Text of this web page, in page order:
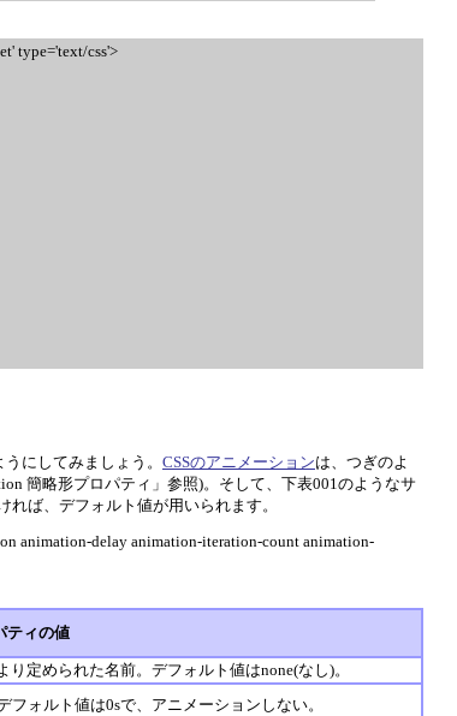
type='text/css'>
にしてみましょう。 CSSのアニメーションは、つぎのよ
簡略形プロパティ」参照)。そして、下表001のようなサ
ば、デフォルト値が用いられます。
animation-delay animation-iteration-count animation-
ティの値
り定められた名前。デフォルト値はnone(なし)。
ォルト値は0sで、アニメーションしない。